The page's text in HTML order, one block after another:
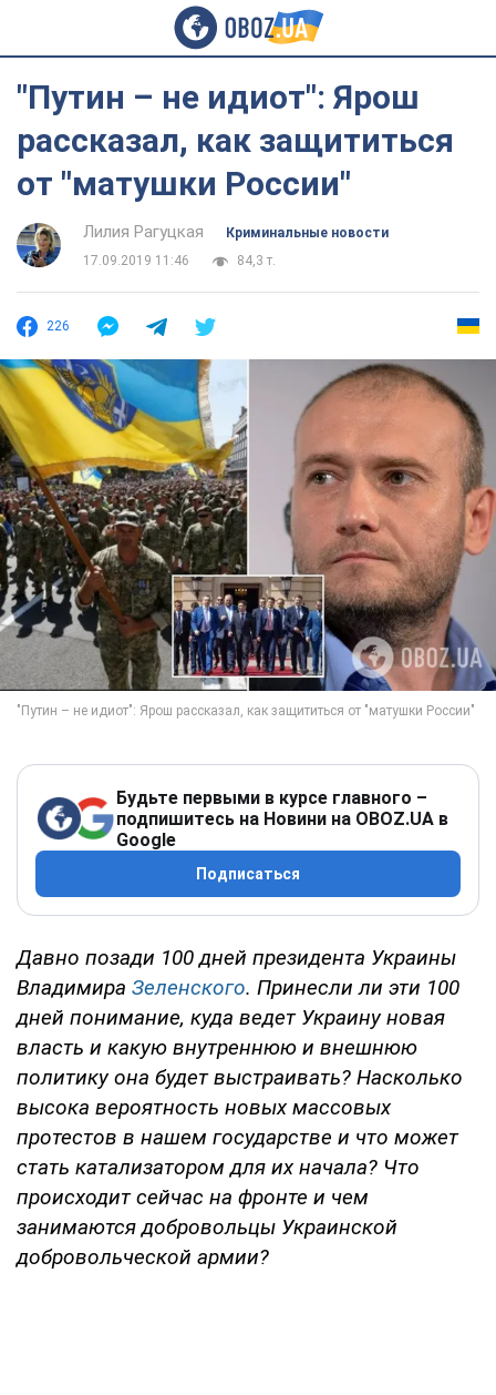
"Путин – не идиот": Ярош
рассказал, как защититься
от "матушки России"
Лилия Рагуцкая
Криминальные новости
17.09.2019 11:46
84,3 т.
226
Будьте первыми в курсе главного –
подпишитесь на Новини на OBOZ.UA в
Google
Подписаться
Давно позади 100 дней президента Украины
Владимира Зеленского. Принесли ли эти 100
дней понимание, куда ведет Украину новая
власть и какую внутреннюю и внешнюю
политику она будет выстраивать? Насколько
высока вероятность новых массовых
протестов в нашем государстве и что может
стать катализатором для их начала? Что
происходит сейчас на фронте и чем
занимаются добровольцы Украинской
добровольческой армии?